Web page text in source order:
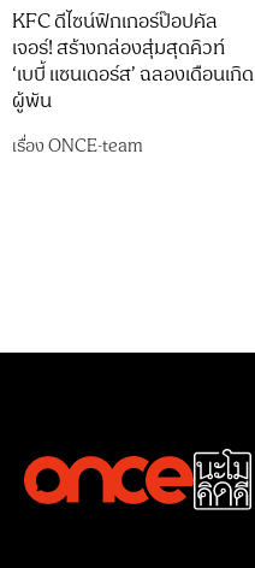
KFC ดีไซน์ฟิกเกอร์ป๊อปคัล
เจอร์! สร้างกล่องสุ่มสุดคิวท์
‘เบบี้ แซนเดอร์ส’ ฉลองเดือนเกิด
ผู้พัน
เรื่องONCE-team